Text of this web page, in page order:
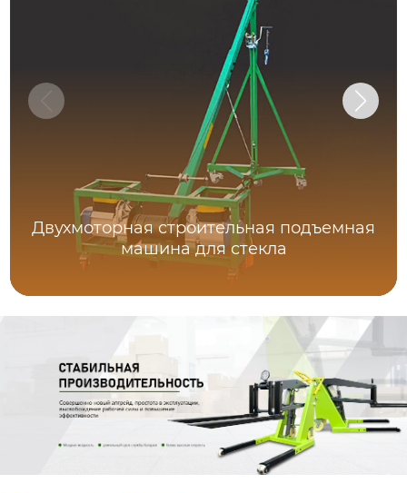
Двухмоторная строительная подъемная
машина для стекла